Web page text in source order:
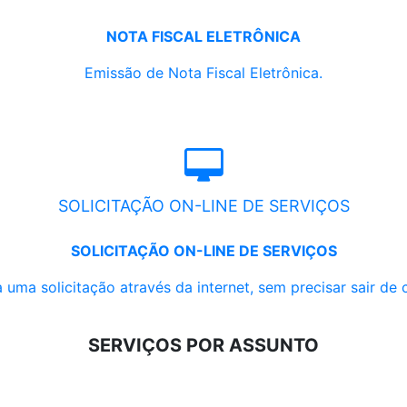
NOTA FISCAL ELETRÔNICA
Emissão de Nota Fiscal Eletrônica.
SOLICITAÇÃO ON-LINE DE SERVIÇOS
SOLICITAÇÃO ON-LINE DE SERVIÇOS
uma solicitação através da internet, sem precisar sair de
SERVIÇOS POR ASSUNTO